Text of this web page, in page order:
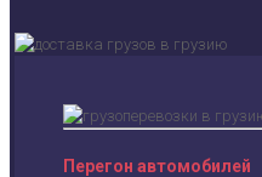
Перегон автомобилей